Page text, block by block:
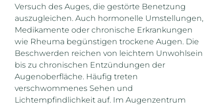
Versuch des Auges, die gestörte Benetzung
auszugleichen. Auch hormonelle Umstellungen,
Medikamente oder chronische Erkrankungen
wie Rheuma begünstigen trockene Augen. Die
Beschwerden reichen von leichtem Unwohlsein
bis zu chronischen Entzündungen der
Augenoberfläche. Häufig treten
verschwommenes Sehen und
Lichtempfindlichkeit auf. Im Augenzentrum